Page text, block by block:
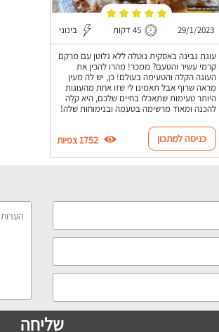
29/1/2023 45 דקות בינוני
עוגת גבינה באסקית נוטלה ללא גלוטן עם מרקם
קרמי עשיר והטעם? ממכר! מהרו להכין את
העוגה הקלה והטעימה בעולם! כן, יש לה מעין
מראה שרוף אבל תאמינו לי שזו אחת מהעוגות
היותר טעימות שתאכלו בחיים שלכם, היא קלה
להכנה ומאוד מרשימה בטעמה ובנימוחות שלה!
כניסה למתכון 1752 צפיות